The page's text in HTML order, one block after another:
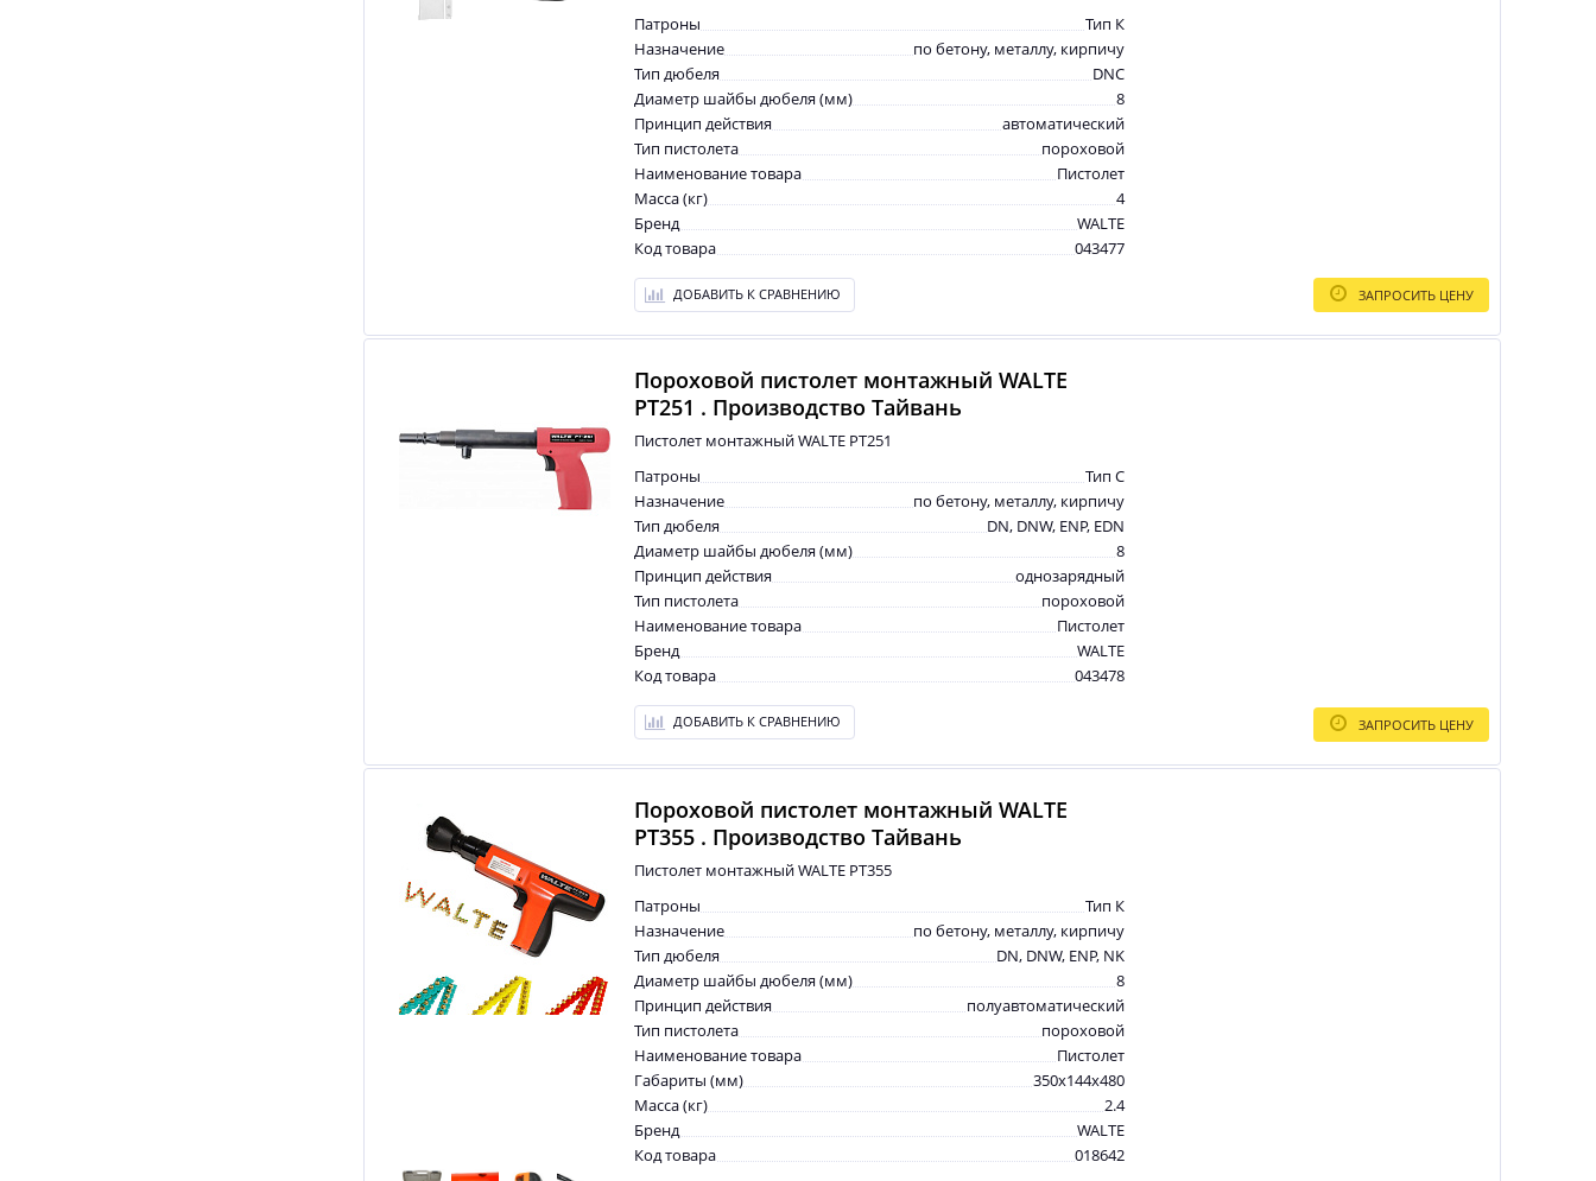
Патроны
Тип К
Назначение
по бетону, металлу, кирпичу
Тип дюбеля
DNC
Диаметр шайбы дюбеля (мм)
8
Принцип действия
автоматический
Тип пистолета
пороховой
Наименование товара
Пистолет
Масса (кг)
4
Бренд
WALTE
Код товара
043477
ДОБАВИТЬ К СРАВНЕНИЮ ЗАПРОСИТЬ ЦЕНУ
Пороховой пистолет монтажный WALTE
PT251 . Производство Тайвань
Пистолет монтажный WALTE PT251
Патроны
Тип C
Назначение
по бетону, металлу, кирпичу
Тип дюбеля
DN, DNW, ENP, EDN
Диаметр шайбы дюбеля (мм)
8
Принцип действия
однозарядный
Тип пистолета
пороховой
Наименование товара
Пистолет
Бренд
WALTE
Код товара
043478
ДОБАВИТЬ К СРАВНЕНИЮ ЗАПРОСИТЬ ЦЕНУ
Пороховой пистолет монтажный WALTE
PT355 . Производство Тайвань
Пистолет монтажный WALTE PT355
Патроны
Тип К
Назначение
по бетону, металлу, кирпичу
Тип дюбеля
DN, DNW, ENP, NK
Диаметр шайбы дюбеля (мм)
8
Принцип действия
полуавтоматический
Тип пистолета
пороховой
Наименование товара
Пистолет
Габариты (мм)
350x144x480
Масса (кг)
2.4
Бренд
WALTE
Код товара
018642